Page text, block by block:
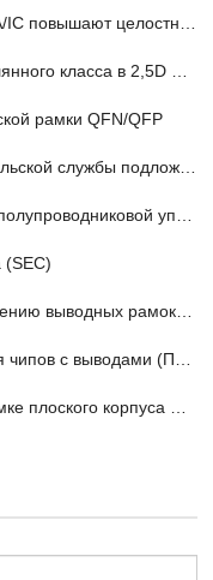
целостность сигнала
в 2,5D и 3D -упаковке
рамки QFN/QFP
пакета FCBGA в HPC
упаковке объяснена
(SEC)
рамок TSOP/LOC
(ПЛКК) Ведущая рама
корпуса Thin Quad